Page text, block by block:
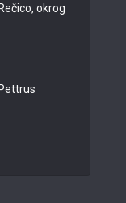
okrog